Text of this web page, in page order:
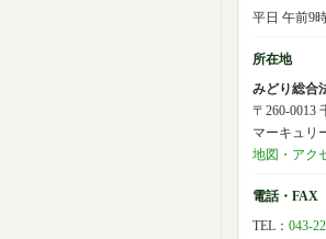
平日 午前9
所在地
みどり総合
〒260-0013
マーキュリ
地図・アク
電話・FAX
TEL： 043-